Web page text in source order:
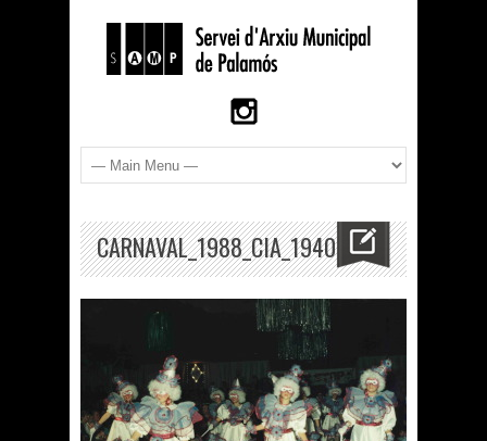
CARNAVAL_1988_CIA_1940